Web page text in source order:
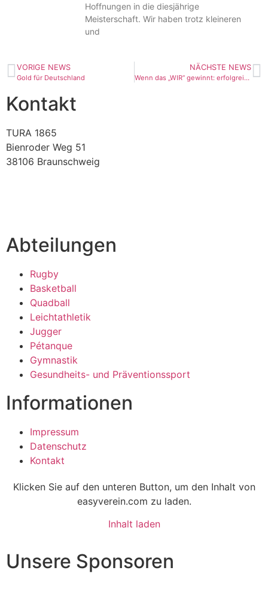
Hoffnungen in die diesjährige
Meisterschaft. Wir haben trotz kleineren
und
VORIGE NEWS
Gold für Deutschland
NÄCHSTE NEWS
Wenn das „WIR“ gewinnt: erfolgreiche Turnierpremiere mit Boule inklusiv
Kontakt
TURA 1865
Bienroder Weg 51
38106 Braunschweig
Abteilungen
Rugby
Basketball
Quadball
Leichtathletik
Jugger
Pétanque
Gymnastik
Gesundheits- und Präventionssport
Informationen
Impressum
Datenschutz
Kontakt
Klicken Sie auf den unteren Button, um den Inhalt von
easyverein.com zu laden.
Inhalt laden
Unsere Sponsoren